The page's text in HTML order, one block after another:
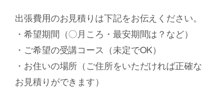
出張費用のお見積りは下記をお伝えください。
・希望期間（〇月ころ・最安期間は？など）
・ご希望の受講コース（未定でOK）
・お住いの場所（ご住所をいただければ正確な
お見積りができます）